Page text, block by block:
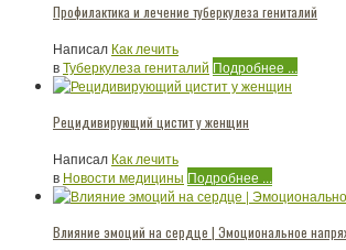
Профилактика и лечение туберкулеза гениталий
Написал Как лечить
вТуберкулеза гениталий Подробнее ...
Рецидивирующий цистит у женщин
Написал Как лечить
в Новости медицины Подробнее ...
Влияние эмоций на сердце | Эмоциональное